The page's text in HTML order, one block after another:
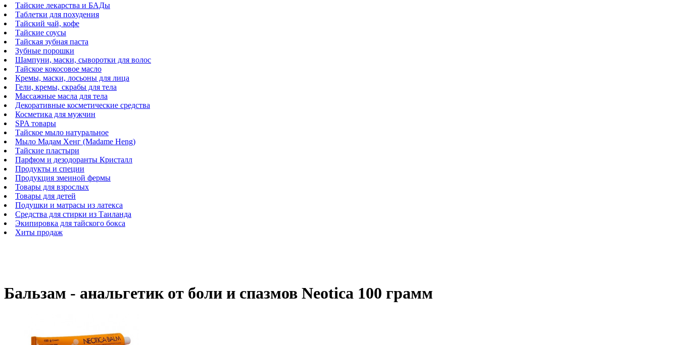
Тайские лекарства и БАДы
Таблетки для похудения
Тайский чай, кофе
Тайские соусы
Тайская зубная паста
Зубные порошки
Шампуни, маски, сыворотки для волос
Тайское кокосовое масло
Кремы, маски, лосьоны для лица
Гели, кремы, скрабы для тела
Массажные масла для тела
Декоративные косметические средства
Косметика для мужчин
SPA товары
Тайское мыло натуральное
Мыло Мадам Хенг (Madame Heng)
Тайские пластыри
Парфюм и дезодоранты Кристалл
Продукты и специи
Продукция змеиной фермы
Товары для взрослых
Товары для детей
Подушки и матрасы из латекса
Средства для стирки из Таиланда
Экипировка для тайского бокса
Хиты продаж
Бальзам - анальгетик от боли и спазмов Neotica 100 грамм